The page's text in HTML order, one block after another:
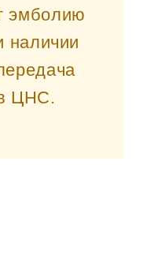
эмболию
наличии
ЦНС.